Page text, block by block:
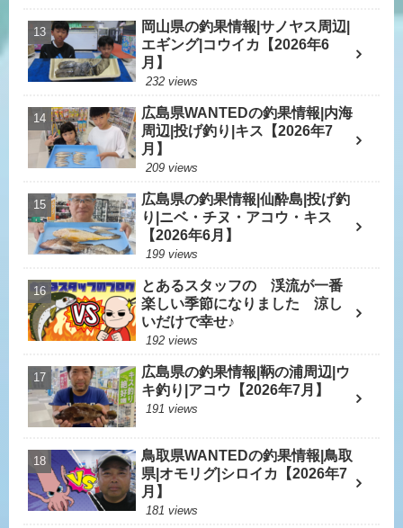
岡山県の釣果情報|サノヤス周辺|
エギング|コウイカ【2026年6
月】
232 views
広島県WANTEDの釣果情報|内海
周辺|投げ釣り|キス【2026年7
月】
209 views
広島県の釣果情報|仙酔島|投げ釣
り|ニベ・チヌ・アコウ・キス
【2026年6月】
199 views
とあるスタッフの 渓流が一番
楽しい季節になりました 涼し
いだけで幸せ♪
192 views
広島県の釣果情報|鞆の浦周辺|ウ
キ釣り|アコウ【2026年7月】
191 views
鳥取県WANTEDの釣果情報|鳥取
県|オモリグ|シロイカ【2026年7
月】
181 views